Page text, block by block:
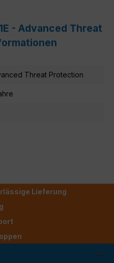
- Advanced Threat
Threat Protection
Lieferung